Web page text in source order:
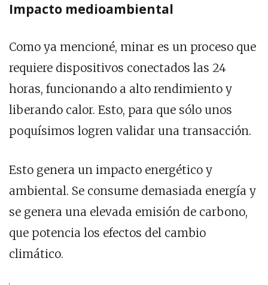
Impacto medioambiental
Como ya mencioné, minar es un proceso que
requiere dispositivos conectados las 24
horas, funcionando a alto rendimiento y
liberando calor. Esto, para que sólo unos
poquísimos logren validar una transacción.
Esto genera un impacto energético y
ambiental. Se consume demasiada energía y
se genera una elevada emisión de carbono,
que potencia los efectos del cambio
climático.